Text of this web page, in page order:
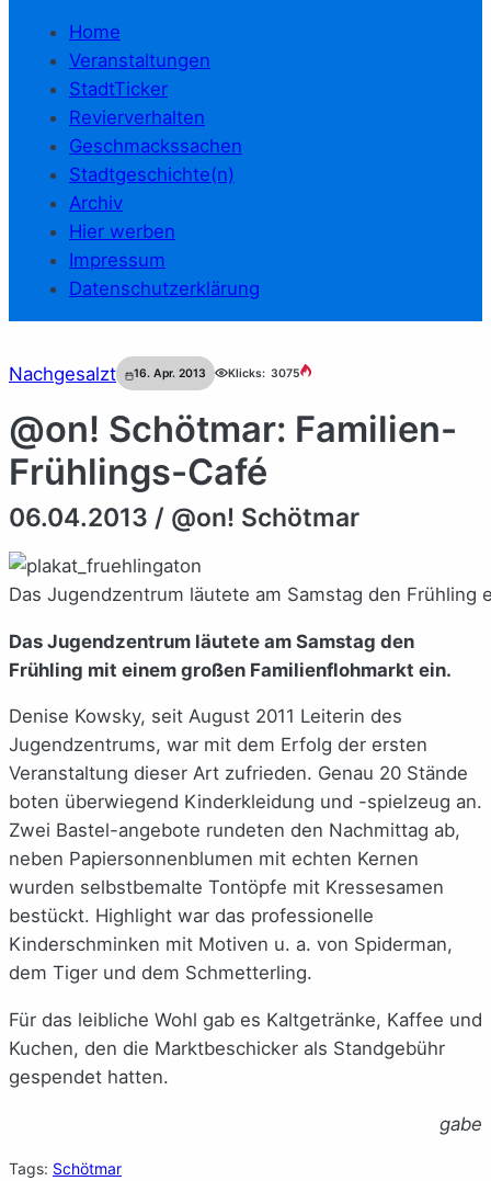
Home
Veranstaltungen
StadtTicker
Revierverhalten
Geschmackssachen
Stadtgeschichte(n)
Archiv
Hier werben
Impressum
Datenschutzerklärung
Nachgesalzt 16. Apr. 2013 Klicks: 3075
@on! Schötmar: Familien-
Frühlings-Café
06.04.2013 / @on! Schötmar
Das Jugendzentrum läutete am Samstag den Frühling
Das Jugendzentrum läutete am Samstag den
Frühling mit einem großen Familienflohmarkt ein.
Denise Kowsky, seit August 2011 Leiterin des
Jugendzentrums, war mit dem Erfolg der ersten
Veranstaltung dieser Art zufrieden. Genau 20 Stände
boten überwiegend Kinderkleidung und -spielzeug an.
Zwei Bastel-angebote rundeten den Nachmittag ab,
neben Papiersonnenblumen mit echten Kernen
wurden selbstbemalte Tontöpfe mit Kressesamen
bestückt. Highlight war das professionelle
Kinderschminken mit Motiven u. a. von Spiderman,
dem Tiger und dem Schmetterling.
Für das leibliche Wohl gab es Kaltgetränke, Kaffee und
Kuchen, den die Marktbeschicker als Standgebühr
gespendet hatten.
gabe
Tags: Schötmar